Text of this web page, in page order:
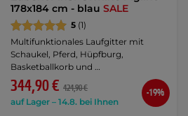
178x184 cm - blauSALE
5 (1)
Multifunktionales Laufgitter mit
Schaukel, Pferd, Hüpfburg,
Basketballkorb und …
344,90 € 424,90 €
auf Lager – 14.8. bei Ihnen
-19%